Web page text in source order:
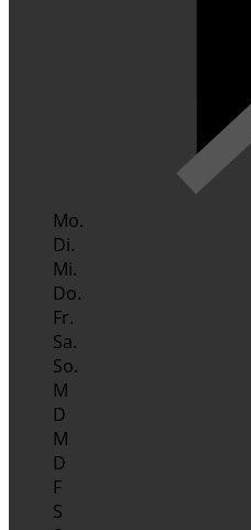
Mo.
Di.
Mi.
Do.
Fr.
Sa.
So.
M
D
M
D
F
S